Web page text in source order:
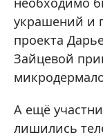
украшений и
проекта
Зайцевой
А ещё
лишились